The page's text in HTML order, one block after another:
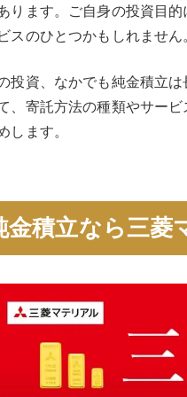
ります。ご自身の投資目
スのひとつかもしれません
投資、なかでも純金積立
、寄託方法の種類やサー
します。
金積立なら三菱